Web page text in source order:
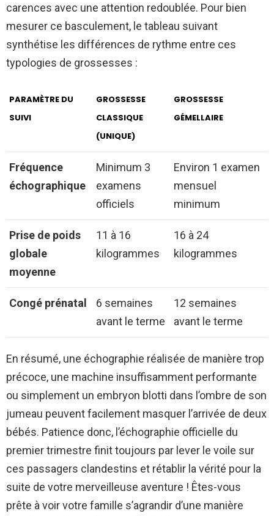
carences avec une attention redoublée. Pour bien
mesurer ce basculement, le tableau suivant
synthétise les différences de rythme entre ces
typologies de grossesses :
PARAMÈTRE DU
SUIVI
GROSSESSE
CLASSIQUE
(UNIQUE)
GROSSESSE
GÉMELLAIRE
Fréquence
échographique
Minimum 3
examens
officiels
Environ 1 examen
mensuel
minimum
Prise de poids
globale
moyenne
11 à 16
kilogrammes
16 à 24
kilogrammes
Congé prénatal
6 semaines
avant le terme
12 semaines
avant le terme
En résumé, une échographie réalisée de manière trop
précoce, une machine insuffisamment performante
ou simplement un embryon blotti dans l’ombre de son
jumeau peuvent facilement masquer l’arrivée de deux
bébés. Patience donc, l’échographie officielle du
premier trimestre finit toujours par lever le voile sur
ces passagers clandestins et rétablir la vérité pour la
suite de votre merveilleuse aventure ! Êtes-vous
prête à voir votre famille s’agrandir d’une manière